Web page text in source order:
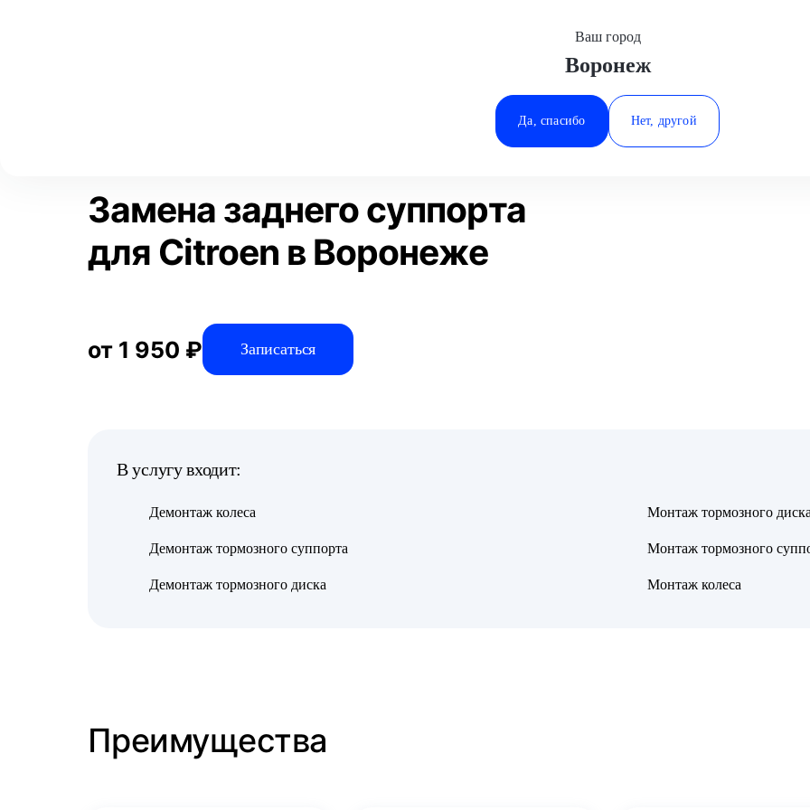
Минеральные Воды
Ростов-на-Дону
Ставрополь
Ваш город
Воронеж
Да, спасибо Нет, другой
Замена заднего суппорта Citroen
Статьи
Замена заднего суппорта
для Citroen в Воронеже
от 1 950 ₽ Записаться
В услугу входит:
Демонтаж колеса
Демонтаж тормозного суппорта
Демонтаж тормозного диска
Монтаж тормозного диска
Монтаж тормозного
Монтаж колеса
Преимущества